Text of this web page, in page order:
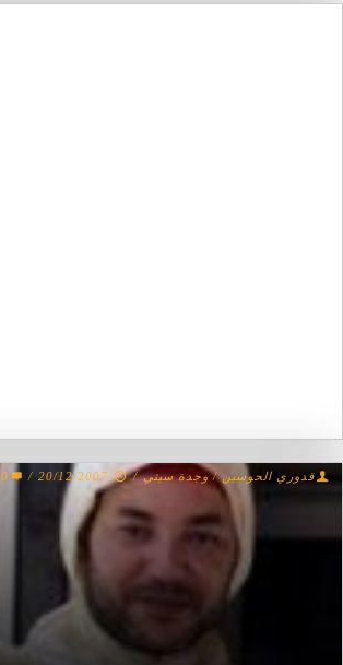
قدوري الحوسين / وجدة سيتي /
20/12/2007
/
0